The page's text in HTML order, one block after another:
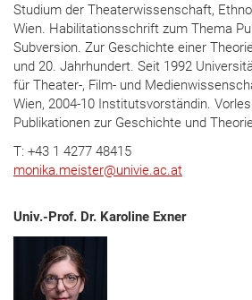
Studium der Theaterwissenschaft,
Wien. Habilitationsschrift zum Thema
Subversion. Zur Geschichte einer
und 20. Jahrhundert. Seit 1992
für Theater-, Film- und
Wien, 2004-10 Institutsvorständin.
Publikationen zur Geschichte und
T: +43 1 4277 48415
monika.meister@univie.ac.at
Univ.-Prof. Dr. Karoline Exner